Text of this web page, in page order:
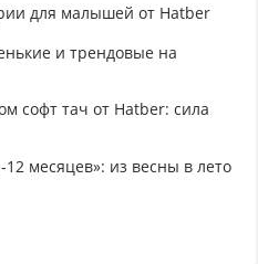
для малышей от Hatber
и трендовые на
софт тач от Hatber: сила
месяцев»: из весны в лето